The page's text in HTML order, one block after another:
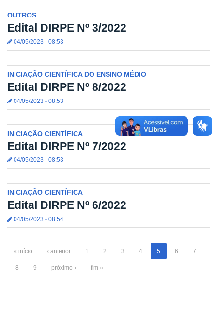
OUTROS
Edital DIRPE Nº 3/2022
04/05/2023 - 08:53
INICIAÇÃO CIENTÍFICA DO ENSINO MÉDIO
Edital DIRPE Nº 8/2022
04/05/2023 - 08:53
INICIAÇÃO CIENTÍFICA
Edital DIRPE Nº 7/2022
04/05/2023 - 08:53
INICIAÇÃO CIENTÍFICA
Edital DIRPE Nº 6/2022
04/05/2023 - 08:54
« início ‹ anterior 1 2 3 4 5 6 7
8 9 próximo › fim »